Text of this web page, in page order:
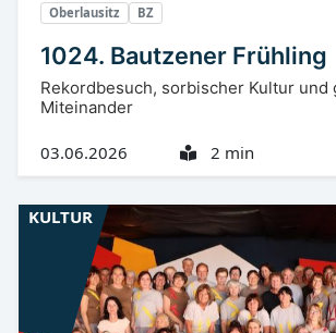
Oberlausitz BZ
1024. Bautzener Frühling
Rekordbesuch, sorbischer Kultur und
Miteinander
03.06.2026 2 min
KULTUR